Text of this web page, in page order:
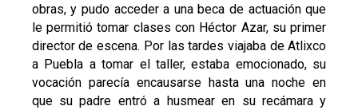
obras, y pudo acceder a una beca de actuación que
le permitió tomar clases con Héctor Azar, su primer
director de escena. Por las tardes viajaba de Atlixco
a Puebla a tomar el taller, estaba emocionado, su
vocación parecía encausarse hasta una noche en
que su padre entró a husmear en su recámara y